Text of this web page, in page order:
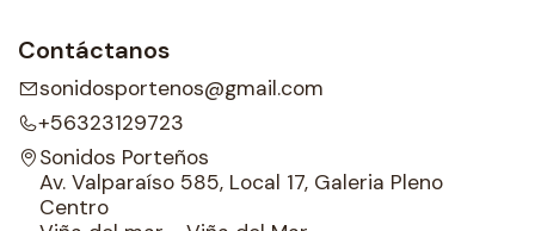
Contáctanos
sonidosportenos@gmail.com
+56323129723
Sonidos Porteños
Av. Valparaíso 585, Local 17, Galeria Pleno
Centro